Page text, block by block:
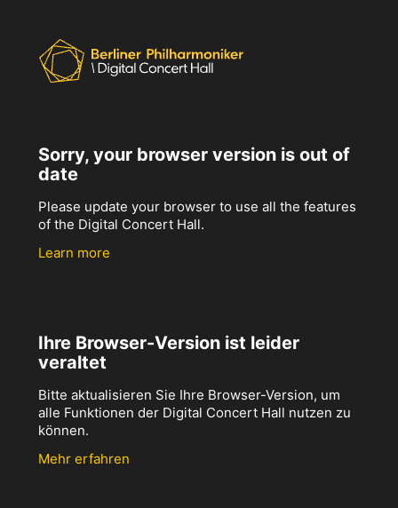
Sorry, your browser version is out of
date
Please update your browser to use all the features
of the Digital Concert Hall.
Learn more
Ihre Browser-Version ist leider
veraltet
Bitte aktualisieren Sie Ihre Browser-Version, um
alle Funktionen der Digital Concert Hall nutzen zu
können.
Mehr erfahren